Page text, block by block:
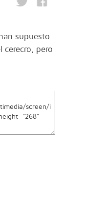
supuesto
cerecro, pero